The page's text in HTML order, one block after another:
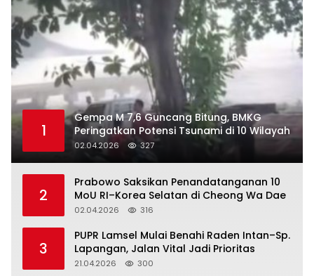
1
Gempa M 7,6 Guncang Bitung, BMKG
Peringatkan Potensi Tsunami di 10 Wilayah
02.04.2026 327
2
Prabowo Saksikan Penandatanganan 10
MoU RI–Korea Selatan di Cheong Wa Dae
02.04.2026 316
3
‎PUPR Lamsel Mulai Benahi Raden Intan–Sp.
Lapangan, Jalan Vital Jadi Prioritas
21.04.2026 300